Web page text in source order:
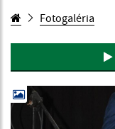
Fotogaléria